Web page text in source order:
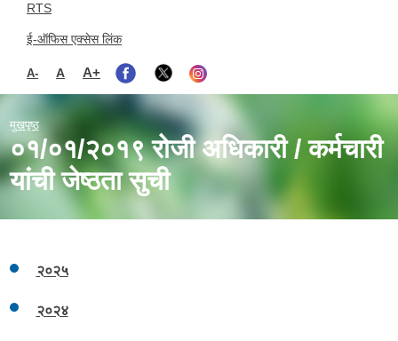
RTS
ई-ऑफिस एक्सेस लिंक
A- A A+
मुखपृष्ठ
०१/०१/२०१९ रोजी अधिकारी / कर्मचारी
यांची जेष्ठता सुची
२०२५
२०२४